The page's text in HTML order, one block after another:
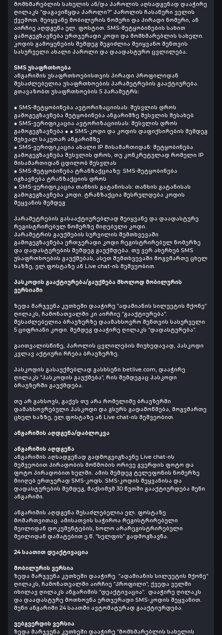
მომხმარებლის სახელის ან/და პაროლის აღსადგენად დააჭირე
ღილაკს "დაგავიწყდა პაროლი?" პაროლის ჩასაწერი ველის
ქვემოთ. შეიყვანე მობილურის ნომერი და პირადი ნომერი, ან
აირჩიე აღდგენა ელ. ფოსტით. SMS-შეტყობინების სახით
გამოგეგზავნება ერთჯერადი კოდი და მომხმარებლის სახელი.
კოდის გამოყენების შემდეგ შეგიძლია შეიყვანო შენთვის
სასურველი ახალი პაროლი და დაადასტურო ცვლილება.
SMS უსაფრთხოება
ანგარიშის უსაფრთხოებისთვის პირადი პროფილიდან
შესაძლებელია უსაფრთხოების პარამეტრების გააქტიურება.
გთავაზობთ უსაფრთხოების 5 პარამეტრს:
● SMS-შეტყობინება ავტორიზაციისას: შესვლის დროს
გამოგეგზავნება შეტყობინება ანგარიშზე შესვლის შესახებ
● SMS-ვერიფიკაცია ავტორიზაციისას: შესვლის დროს
გამოგეგზავნება ● ● SMS-კოდი და კოდის დაფიქსირების შემდეგ
შეხვალ საკუთარ ანგარიშზე
● SMS-ვერიფიკაცია ახალი IP მისამართიდან: შეტყობინება
გამოგეგზავნება შესვლის დროს, თუ კონკრეტულად რომელი IP
მისამართიდან ცდილობ შესვლას
● SMS-შეტყობინება ტრანზაქციაზე: SMS-შეტყობინება
იგზავნება ტრანზაქციის დროს
● SMS-ვერიფიკაცია თანხის გატანისას: თანხის გატანისას
გამოგეგზავნება კოდი. ტრანზაქცია შესრულდება კოდის
შეყვანის შემდეგ
პარამეტრების გასააქტიურებლად შეიყვანე და დაადასტურე
რეგისტრირებულ ნომერზე მიღებული კოდი.
პარამეტრის გაუქმების სურვილის შემთხვევაში
გამოგეგზავნება ერთჯერადი კოდი რეგისტრირებულ ნომერზე
და დადასტურების შემდეგ გაუქმდება. თუ ვერ ახერხებ SMS
უსაფრთხოების გაუქმებას, ასეთ შემთხვევაში მოგვმართე ცხელ
ხაზზე, ელ.ფოსტაზე ან Live chat-ის მეშვეობით.
პასკოდის გააქტიურება/გაუქმება მხოლოდ მობილურის
ვერსიაში
ზედა მარჯვენა კუთხეში დააჭირე "ადამიანის სილუეტის მქონე"
ღილაკს, ჩამონათვალში კი აირჩიე "გააქტიურება".
შესაძლებელია ბრაუზერზე დაამახსოვრო შენთვის სასურველი
5 ციფრიანი კოდი. შემდეგ დააჭირე ღილაკს "დადასტურება".
გაითვალისწინე, პაროლის ცვლილების მიუხედავად, პასკოდი
კვლავ აქტიური რჩება ბრაუზერზე.
პასკოდის გასაუქმებლად გასხსენი betlive.com, დააჭირე
ღილაკს "პასკოდის გაუქმება", რის შემდეგაც პასკოდი
ბრაუზერში გაუქმდება.
თუ არ გახსოვს, გაქვს თუ არა რომელიმე ბრაუზერში
დამახსოვრებული პასკოდი და გსურს გადამოწმება, მოგვმართე
ცხელ ხაზზე, ელ.ფოსტაზე ან Live chat-ის მეშვეობით.
ანგარიშის აღდგენა/დაბლოკვა
ანგარიშის აღდგენა
ანგარიშის აღსადგენად გადმოგვიგზავნე Live chat-ის
მეშვეობით პირადობის მოწმობის ორივე გვერდის ფოტო და
ფოტო პირადობით ხელში. ამის შემდეგ ტელეფონის ნომერზე
მიიღებ ერთჯერად SMS-კოდს. SMS-კოდის შეყვანისა და
დადასტურების შემდეგ, მაქსიმუმ 30 წუთში გააქტიურდება შენი
ანგარიში.
ანგარიშის აღდგენა შესაძლებელია ელ. ფოსტაზე
მომართვითაც. ამისათვის საჭიროა რეგისტრირებული
მეილიდან დოკუმენტების, ხოლო არარეგისტრირებული
მეილიდან დამატებით ე.წ. "სელფის" გადმოგზავნა.
24 საათით დეაქტივაცია
მობილურის ვერსია
ზედა მარჯვენა კუთხეში დააჭირე "ადამიანის სილუეტის მქონე"
ღილაკს, ჩამონათვალში აირჩიე "პროფილი", ქვედა ველში
იხილავ ღილაკს ანგარიშის "დეაქტივაცია". დააჭირე ღილაკს
და დაადასტურე მოთხოვნა ერთჯერადი SMS-კოდის შეყვანით.
შენი ანგარიში 24 საათში ავტომატურად გააქტიურდება.
ვებგვერდის ვერსია
ზედა მარჯვენა კუთხეში დააჭირე "მომხმარებლის სახელის